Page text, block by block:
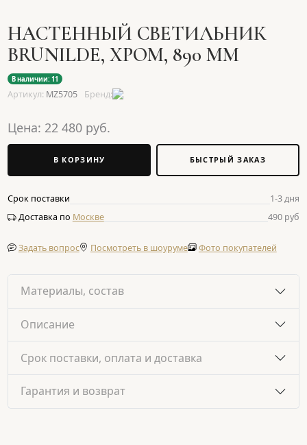
НАСТЕННЫЙ СВЕТИЛЬНИК
BRUNILDE, ХРОМ, 890 ММ
В наличии: 11
Артикул: MZ5705 Бренд:
Цена: 22 480руб.
В КОРЗИНУ БЫСТРЫЙ ЗАКАЗ
Срок поставки
1-3 дня
Доставка по Москве 490 руб
Задать вопрос Посмотреть в шоуруме Фото покупателей
Материалы, состав
Описание
Срок поставки, оплата и доставка
Гарантия и возврат